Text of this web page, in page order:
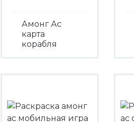
Амонг Ас
карта
корабля